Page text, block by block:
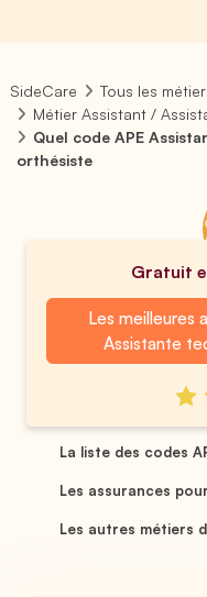
SideCare
Tous les
Métier Assistant /
Quel code APE
orthésiste
Gratuit
Les meilleures
Assistante
La liste des codes
Les assurances
Les autres métiers